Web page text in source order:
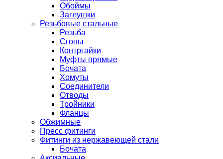
Обоймы
Заглушки
Резьбовые стальные
Резьба
Сгоны
Контргайки
Муфты прямые
Бочата
Хомуты
Соединители
Отводы
Тройники
Фланцы
Обжимные
Пресс фитинги
Фитинги из нержавеющей стали
Бочата